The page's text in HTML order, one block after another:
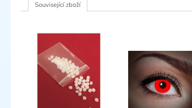
Související zboží